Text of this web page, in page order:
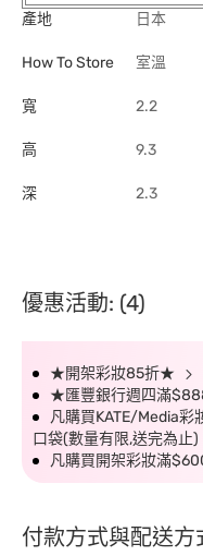
產地
日本
How To Store 室溫
寬 2.2
高 9.3
深 2.3
優惠活動: (4)
★開架彩妝85折★
★匯豐銀行週四滿
凡購買KATE/Media
口袋(數量有限,送完為止)
凡購買開架彩妝滿
付款方式與配送方